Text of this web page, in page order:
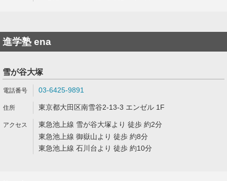
進学塾 ena
雪が谷大塚
03-6425-9891
東京都大田区南雪谷2-13-3 エンゼル 1F
東急池上線 雪が谷大塚より 徒歩 約2分
東急池上線 御嶽山より 徒歩 約8分
東急池上線 石川台より 徒歩 約10分